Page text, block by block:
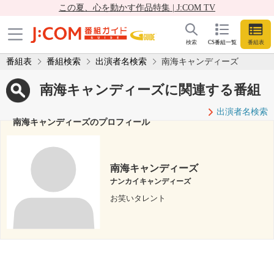
この夏、心を動かす作品特集 | J:COM TV
CS番組一覧 番組表
検索
番組表 番組検索 出演者名検索 南海キャンディーズ
南海キャンディーズに関連する番組
出演者名検索
南海キャンディーズのプロフィール
南海キャンディーズ
ナンカイキャンディーズ
お笑いタレント